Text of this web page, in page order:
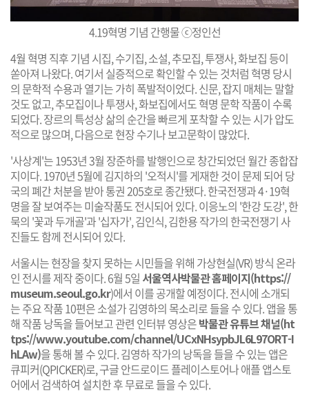
4.19혁명 기념 간행물ⓒ정인선
4월 혁명 직후 기념 시집, 수기집, 소설, 추모집, 투쟁사, 화보집 등이
쏟아져 나왔다. 여기서 실증적으로 확인할 수 있는 것처럼 혁명 당시
의 문학적 수용과 열기는 가히 폭발적이었다. 신문, 잡지 매체는 말할
것도 없고, 추모집이나 투쟁사, 화보집에서도 혁명 문학 작품이 수록
되었다. 장르의 특성상 삶의 순간을 빠르게 포착할 수 있는 시가 압도
적으로 많으며, 다음으로 현장 수기나 보고문학이 많았다.
'사상계'는 1953년 3월 장준하를 발행인으로 창간되었던 월간 종합잡
지이다. 1970년 5월에 김지하의 '오적시'를 게재한 것이 문제 되어 당
국의 폐간 처분을 받아 통권 205호로 종간됐다. 한국전쟁과 4·19혁
명을 잘 보여주는 미술작품도 전시되어 있다. 이응노의 '한강 도강', 한
묵의 '꽃과 두개골'과 '십자가', 김인식, 김한용 작가의 한국전쟁기 사
진들도 함께 전시되어 있다.
서울시는 현장을 찾지 못하는 시민들을 위해 가상현실(VR) 방식 온라
인 전시를 제작 중이다. 6월 5일 서울역사박물관 홈페이지(https://
museum.seoul.go.kr)에서 이를 공개할 예정이다. 전시에 소개되
는 주요 작품 10편은 소설가 김영하의 목소리로 들을 수 있다. 앱을 통
해 작품 낭독을 들어보고 관련 인터뷰 영상은박물관 유튜브 채널(ht
tps://www.youtube.com/channel/UCxNHsypbJL6L97ORT-I
hLAw)을 통해 볼 수 있다. 김영하 작가의 낭독을 들을 수 있는 앱은
큐피커(QPICKER)로, 구글 안드로이드 플레이스토어나 애플 앱스토
어에서 검색하여 설치한 후 무료로 들을 수 있다.